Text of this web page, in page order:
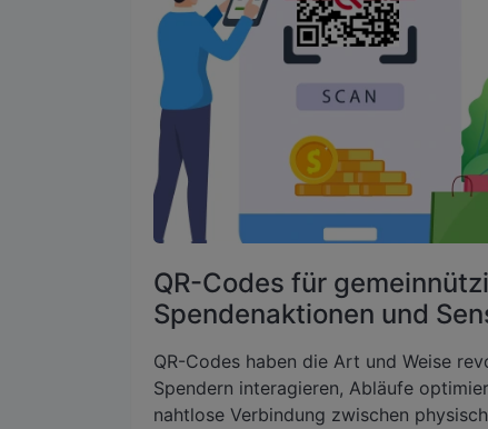
QR-Codes für
Spendenaktionen und
QR-Codes haben die Art und Weise
Spendern interagieren, Abläufe
nahtlose Verbindung zwischen